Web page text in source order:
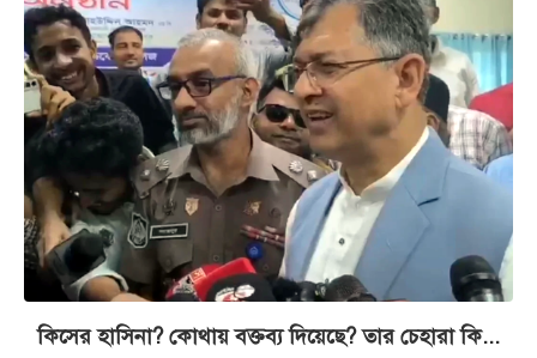
কিসের হাসিনা? কোথায় বক্তব্য দিয়েছে? তার চেহারা কি...